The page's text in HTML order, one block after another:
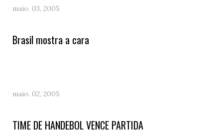
maio. 03, 2005
Brasil mostra a cara
maio. 02, 2005
TIME DE HANDEBOL VENCE PARTIDA